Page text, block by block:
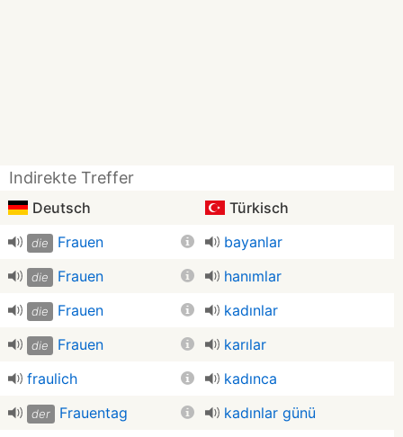
Indirekte Treffer
Deutsch Türkisch
die Frauen bayanlar
die Frauen hanımlar
die Frauen kadınlar
die Frauen
karılar
fraulich
kadınca
der Frauentag kadınlar günü